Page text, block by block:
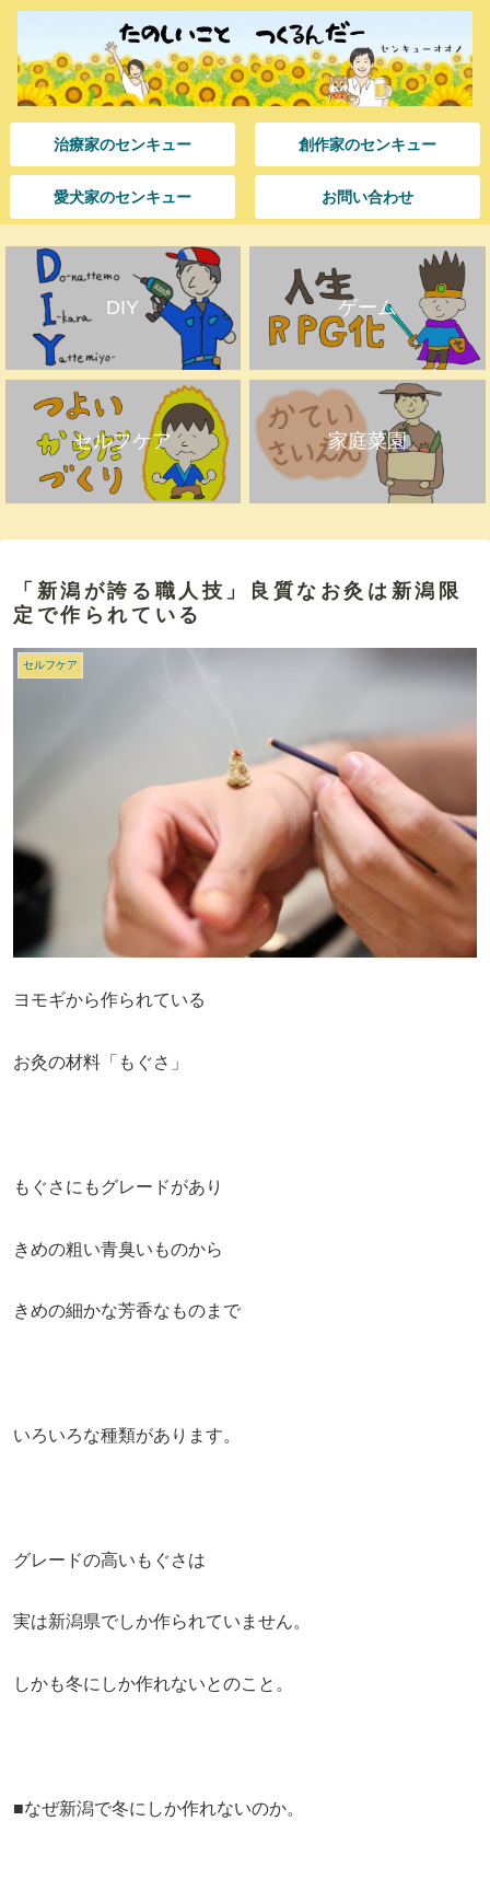
治療家のセンキュー 創作家のセンキュー
愛犬家のセンキュー お問い合わせ
DIY ゲーム
セルフケア 家庭菜園
「新潟が誇る職人技」良質なお灸は新潟限
定で作られている
セルフケア
ヨモギから作られている
お灸の材料「もぐさ」
もぐさにもグレードがあり
きめの粗い青臭いものから
きめの細かな芳香なものまで
いろいろな種類があります。
グレードの高いもぐさは
実は新潟県でしか作られていません。
しかも冬にしか作れないとのこと。
■なぜ新潟で冬にしか作れないのか。